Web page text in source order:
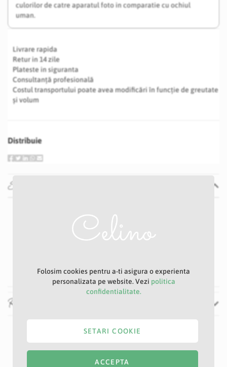
culorilor de catre aparatul foto in comparatie cu ochiul
uman.
Livrare rapida
Retur in 14 zile
Plateste in siguranta
Consultanță profesională
Costul transportului poate avea modificări în funcție de greutate
și volum
Distribuie
Specificatii
P21S
Recenzii
Folosim cookies pentru a-ti asigura o experienta
personalizata pe website. Vezi politica
confidentialitate.
ACCEPTA
SETARI COOKIE